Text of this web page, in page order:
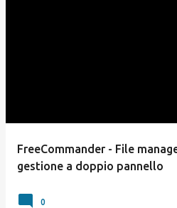
FreeCommander - File
gestione a doppio pannello
0